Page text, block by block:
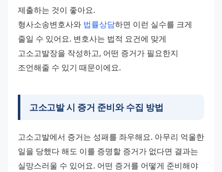
제출하는 것이 좋아요.
형사소송변호사와 법률상담하면 이런 실수를 크게
줄일 수 있어요. 변호사는 법적 요건에 맞게
고소고발장을 작성하고, 어떤 증거가 필요한지
조언해줄 수 있기 때문이에요.
고소고발 시 증거 준비와 수집 방법
고소고발에서 증거는 성패를 좌우해요. 아무리 억울한
일을 당했다 해도 이를 증명할 증거가 없다면 결과는
실망스러울 수 있어요. 어떤 증거를 어떻게 준비해야